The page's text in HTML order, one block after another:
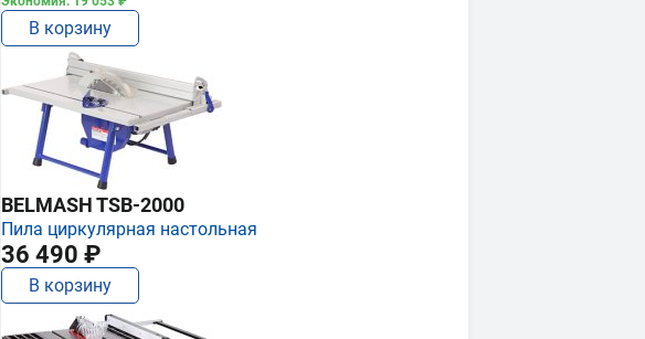
В корзину
BELMASH TSB-2000
Пила циркулярная настольная
36 490 ₽
В корзину